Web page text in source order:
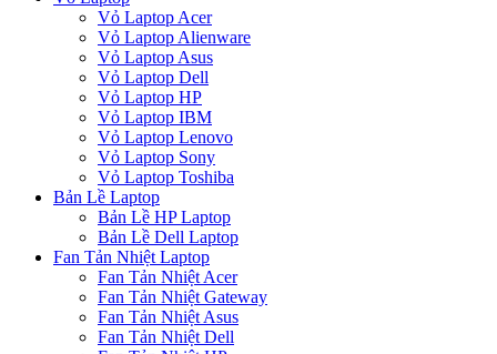
Vỏ Laptop Acer
Vỏ Laptop Alienware
Vỏ Laptop Asus
Vỏ Laptop Dell
Vỏ Laptop HP
Vỏ Laptop IBM
Vỏ Laptop Lenovo
Vỏ Laptop Sony
Vỏ Laptop Toshiba
Bản Lề Laptop
Bản Lề HP Laptop
Bản Lề Dell Laptop
Fan Tản Nhiệt Laptop
Fan Tản Nhiệt Acer
Fan Tản Nhiệt Gateway
Fan Tản Nhiệt Asus
Fan Tản Nhiệt Dell